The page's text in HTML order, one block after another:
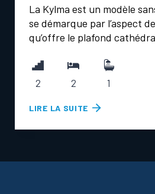
La Kylma est un modèle
se démarque par l’aspect
qu’offre le plafond
2 2 1
LIRE LA SUITE
K
A